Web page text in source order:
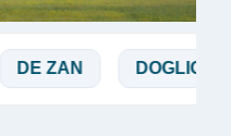
DOGLIO